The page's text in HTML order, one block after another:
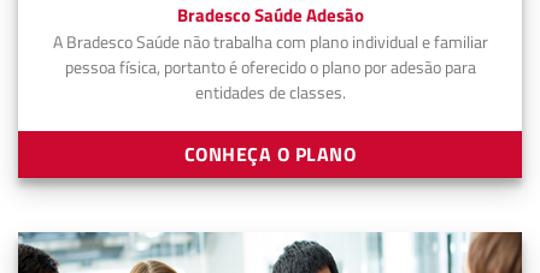
Bradesco Saúde Adesão
A Bradesco Saúde não trabalha com plano individual e familiar
pessoa física, portanto é oferecido o plano por adesão para
entidades de classes.
CONHEÇA O PLANO